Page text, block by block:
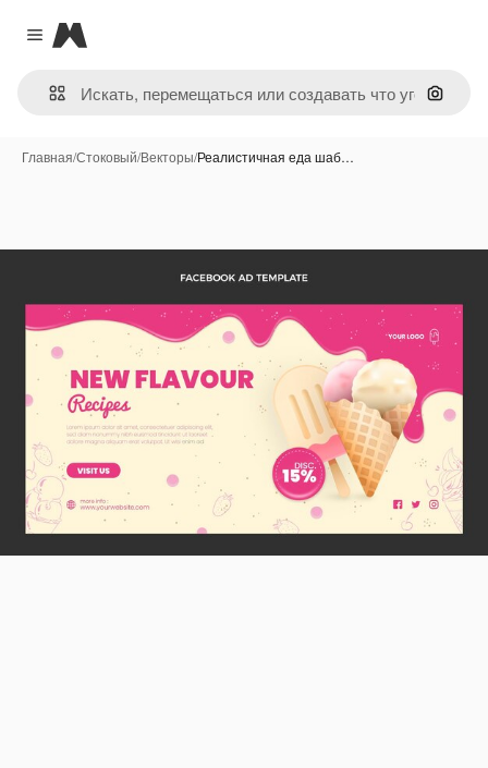
Close menu
Magnific
Поиск
Главная/Стоковый/Векторы/Реалистичная еда шаб…